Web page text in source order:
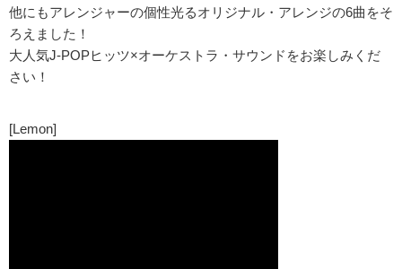
他にもアレンジャーの個性光るオリジナル・アレンジの6曲をそ
ろえました！
大人気J-POPヒッツ×オーケストラ・サウンドをお楽しみくだ
さい！
[Lemon]